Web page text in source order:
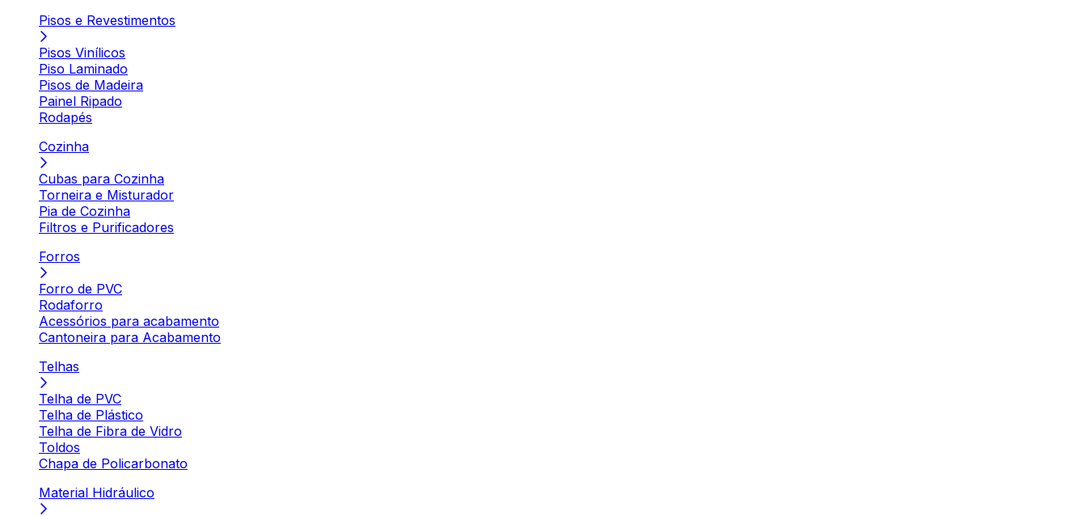
Pisos e Revestimentos
Pisos Vinílicos
Piso Laminado
Pisos de Madeira
Painel Ripado
Rodapés
Cozinha
Cubas para Cozinha
Torneira e Misturador
Pia de Cozinha
Filtros e Purificadores
Forros
Forro de PVC
Rodaforro
Acessórios para acabamento
Cantoneira para Acabamento
Telhas
Telha de PVC
Telha de Plástico
Telha de Fibra de Vidro
Toldos
Chapa de Policarbonato
Material Hidráulico